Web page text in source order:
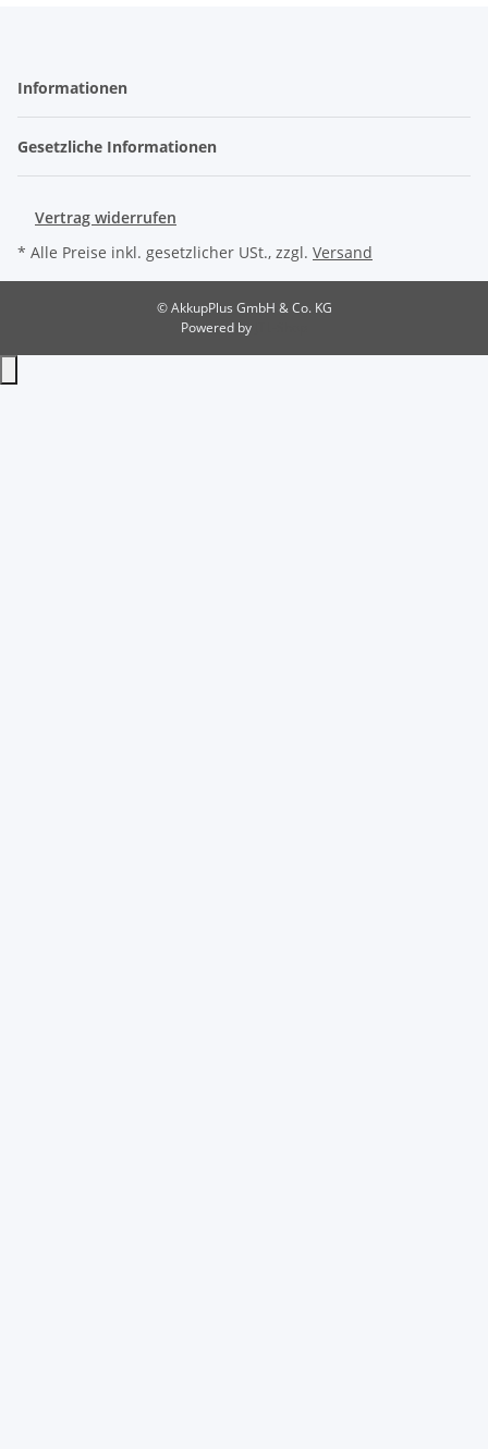
Informationen
Gesetzliche Informationen
Vertrag widerrufen
* Alle Preise inkl. gesetzlicher USt., zzgl. Versand
© AkkupPlus GmbH & Co. KG
Powered by